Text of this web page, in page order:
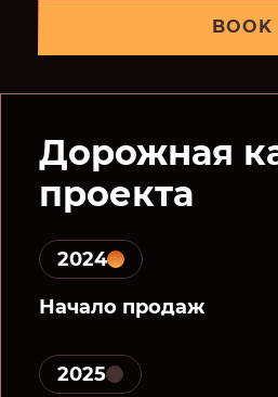
BOOK
Дорожная
проекта
2024
Начало продаж
2025